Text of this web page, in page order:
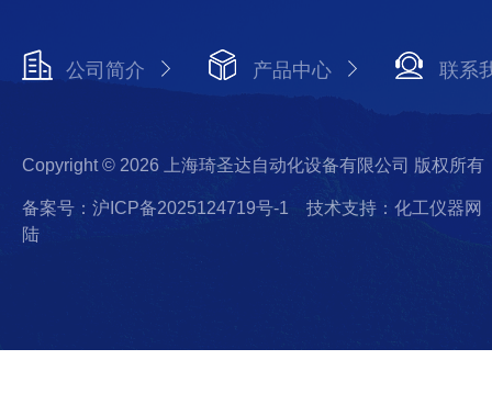
公司简介 产品中心 联系
Copyright © 2026 上海琦圣达自动化设备有限公司 版权所有
备案号：沪ICP备2025124719号-1
技术支持：化工仪器网
陆